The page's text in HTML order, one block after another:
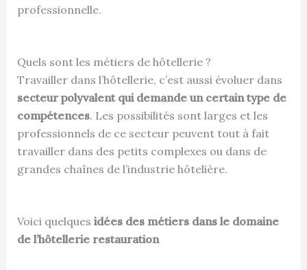
professionnelle.
Quels sont les métiers de hôtellerie ?
Travailler dans l’hôtellerie, c’est aussi évoluer dans
secteur polyvalent qui demande un certain type de
compétences. Les possibilités sont larges et les
professionnels de ce secteur peuvent tout à fait
travailler dans des petits complexes ou dans de
grandes chaînes de l’industrie hôtelière.
Voici quelques idées des métiers dans le domaine
de l’hôtellerie restauration